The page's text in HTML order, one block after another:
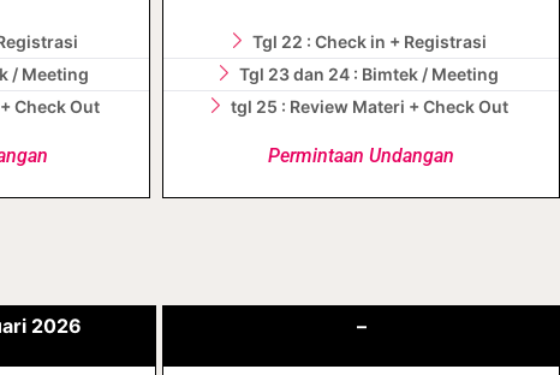
/ Meeting
Check Out
Tgl 22 : Check in + Registrasi
Tgl 23 dan 24 : Bimtek / Meeting
tgl 25 : Review Materi + Check Out
Permintaan Undangan
2026 –